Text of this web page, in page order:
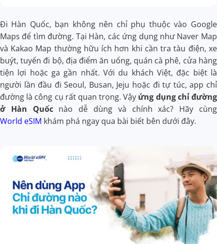
Đi Hàn Quốc, bạn không nên chỉ phụ thuộc vào Google
Maps để tìm đường. Tại Hàn, các ứng dụng như Naver Map
và Kakao Map thường hữu ích hơn khi cần tra tàu điện, xe
buýt, tuyến đi bộ, địa điểm ăn uống, quán cà phê, cửa hàng
tiện lợi hoặc ga gần nhất. Với du khách Việt, đặc biệt là
người lần đầu đi Seoul, Busan, Jeju hoặc đi tự túc, app chỉ
đường là công cụ rất quan trọng. Vậy ứng dụng chỉ đường
ở Hàn Quốcnào dễ dùng và chính xác? Hãy cùng
World eSIM khám phá ngay qua bài biết bên dưới đây.